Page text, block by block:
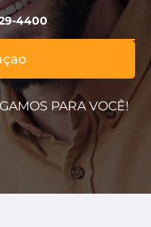
4400
PARA VOCÊ!